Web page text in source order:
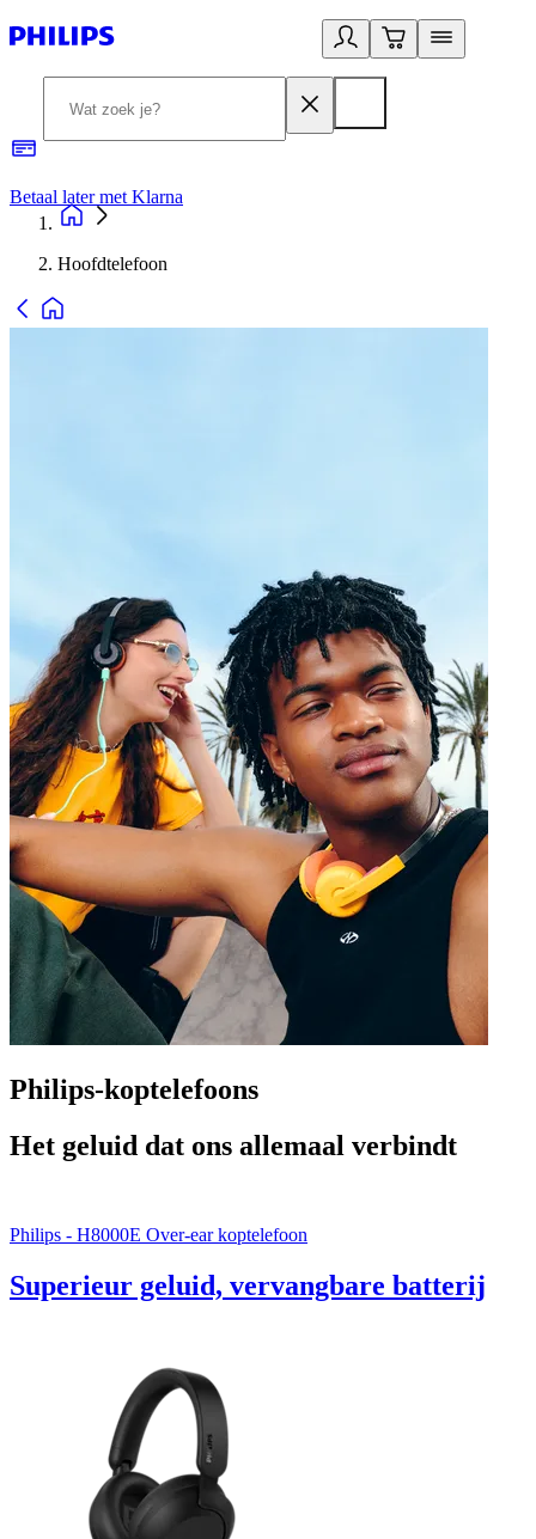
Betaal later met Klarna
Hoofdtelefoon
Philips-koptelefoons
Het geluid dat ons allemaal verbindt
Philips - H8000E Over-ear koptelefoon
Superieur geluid, vervangbare batterij